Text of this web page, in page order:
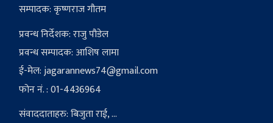
सम्पादक: कृष्णराज गौतम
प्रवन्ध निर्देशक: राजु पौडेल
प्रवन्ध सम्पादक: आशिष लामा
ई-मेल:jagarannews74@gmail.com
फोन नं. : 01-4436964
संवाददाताहरु: बिजुता राई, ...